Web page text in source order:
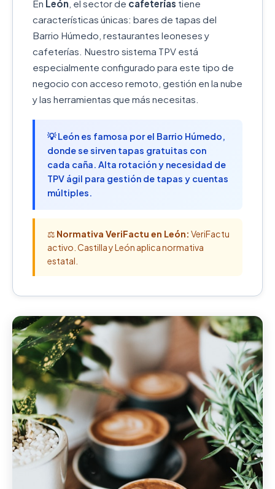
En León , el sector de cafeterías tiene
características únicas: bares de tapas del
Barrio Húmedo, restaurantes leoneses y
cafeterías. Nuestro sistema TPV está
especialmente configurado para este tipo de
negocio con acceso remoto, gestión en la nube
y las herramientas que más necesitas.
💡 León es famosa por el Barrio Húmedo,
donde se sirven tapas gratuitas con
cada caña. Alta rotación y necesidad de
TPV ágil para gestión de tapas y cuentas
múltiples.
⚖️ Normativa VeriFactu en León: VeriFactu
activo. Castilla y León aplica normativa
estatal.